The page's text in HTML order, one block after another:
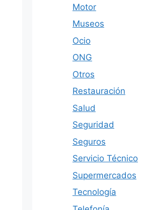
Motor
Museos
Ocio
ONG
Otros
Restauración
Salud
Seguridad
Seguros
Servicio Técnico
Supermercados
Tecnología